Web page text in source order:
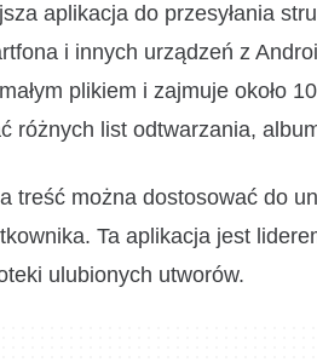
aplikacja do przesyłania
i innych urządzeń z
plikiem i zajmuje około
różnych list odtwarzania,
treść można dostosować do
Ta aplikacja jest
ulubionych utworów.